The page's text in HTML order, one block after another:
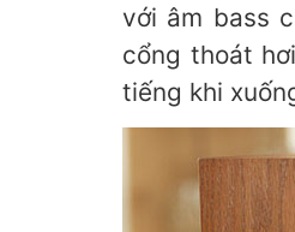
với âm bass
cổng thoát
tiếng khi